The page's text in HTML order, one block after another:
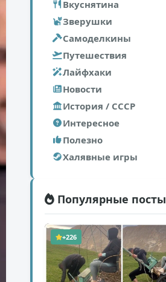
Вкуснятина
Зверушки
Самоделкины
Путешествия
Лайфхаки
Новости
История / СССР
Интересное
Полезно
Халявные игры
Популярные посты
+226